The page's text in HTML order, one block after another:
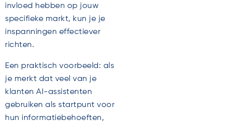
invloed hebben op jouw
specifieke markt, kun je je
inspanningen effectiever
richten.
Een praktisch voorbeeld: als
je merkt dat veel van je
klanten AI-assistenten
gebruiken als startpunt voor
hun informatiebehoeften,